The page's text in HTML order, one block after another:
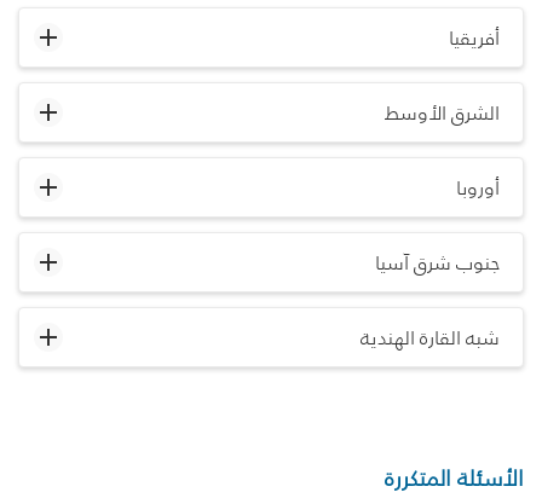
أفريقيا
الشرق الأوسط
أوروبا
جنوب شرق آسيا
شبه القارة الهندية
الأسئلة المتكررة